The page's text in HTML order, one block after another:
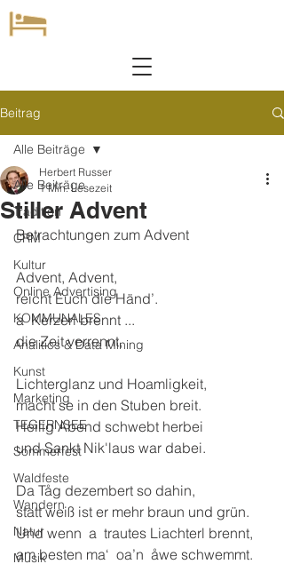
Beitrag
Alle Beiträge
Tradition
CRM
Kultur
Online Advertising
KOMMUNALES
Analitics & Data Mining
Kunst
Marketing
TEGERNSEE
Sommerfest
Waldfeste
Wandern
Natur
Musik
Alle Beiträge
Stiller Advent
Herbert Russer
1 Min. Lesezeit
Betrachtungen zum Advent
Advent, Advent,
reicht Euch die Händ’.
a  Kerzerl brennt ...
die Zeit verrennt,
Lichterglanz und Hoamligkeit,
macht se in den Stuben breit.
Heilig Abend schwebt herbei
und Sankt Nik'laus war dabei.
Da Tåg dezembert so dahin,
statt weiß ist er mehr braun und grün.
Und wenn  a  trautes Liachterl brennt,
am besten ma‘  oa’n  åwe schwemmt.